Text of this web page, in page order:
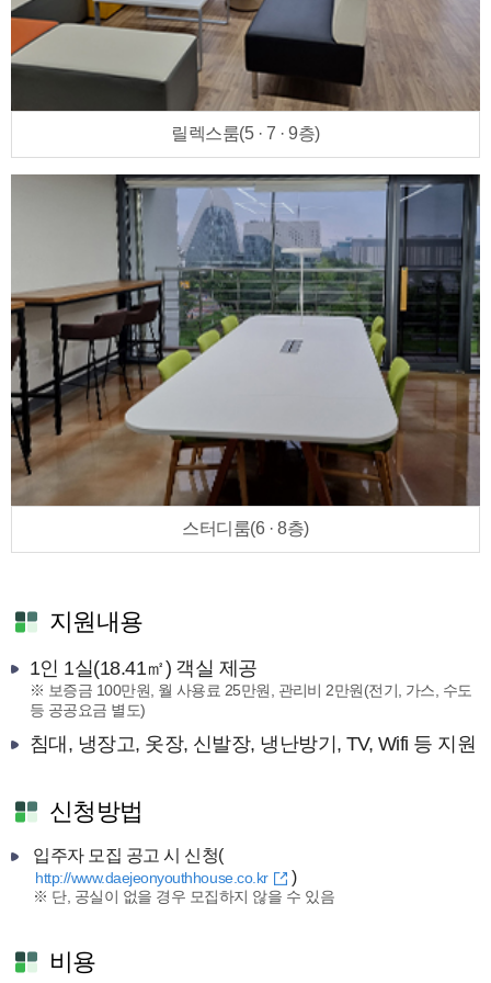
릴렉스룸(5 · 7 · 9층)
스터디룸(6 · 8층)
지원내용
1인 1실(18.41㎡) 객실 제공
※ 보증금 100만원, 월 사용료 25만원, 관리비 2만원(전기, 가스, 수도
등 공공요금 별도)
침대, 냉장고, 옷장, 신발장, 냉난방기, TV, Wifi 등 지원
신청방법
입주자 모집 공고 시 신청(
http://www.daejeonyouthhouse.co.kr )
※ 단, 공실이 없을 경우 모집하지 않을 수 있음
비용